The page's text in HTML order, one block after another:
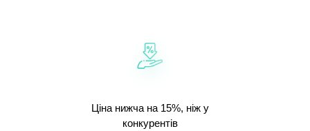
Ціна нижча на 15%, ніж у
конкурентів